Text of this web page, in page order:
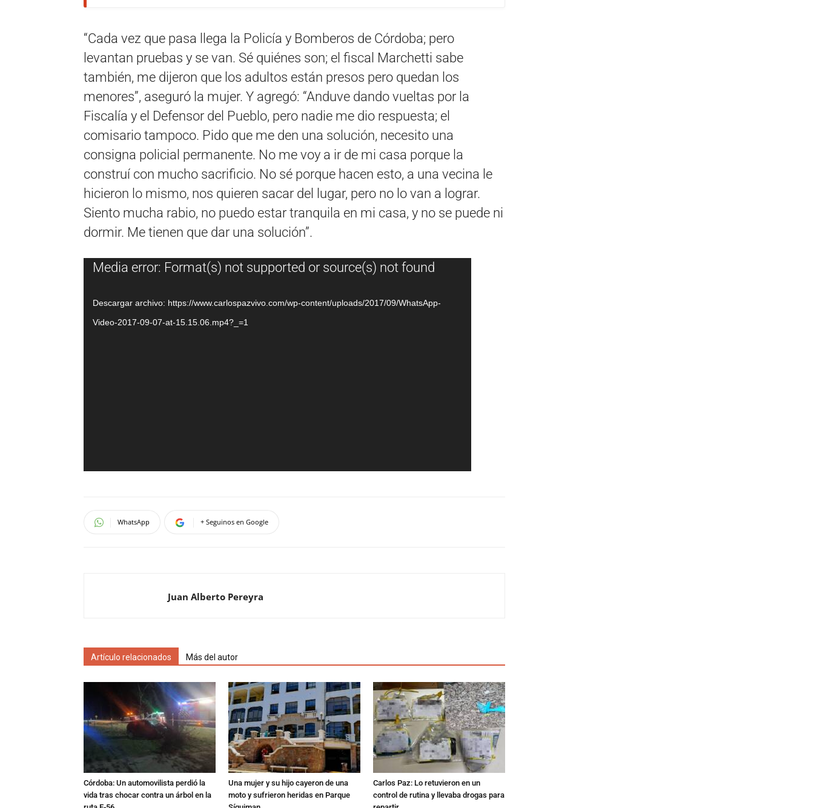
“Cada vez que pasa llega la Policía y Bomberos de Córdoba; pero
levantan pruebas y se van. Sé quiénes son; el fiscal Marchetti sabe
también, me dijeron que los adultos están presos pero quedan los
menores”, aseguró la mujer. Y agregó: “Anduve dando vueltas por la
Fiscalía y el Defensor del Pueblo, pero nadie me dio respuesta; el
comisario tampoco. Pido que me den una solución, necesito una
consigna policial permanente. No me voy a ir de mi casa porque la
construí con mucho sacrificio. No sé porque hacen esto, a una vecina le
hicieron lo mismo, nos quieren sacar del lugar, pero no lo van a lograr.
Siento mucha rabio, no puedo estar tranquila en mi casa, y no se puede ni
dormir. Me tienen que dar una solución”.
Reproductor
vídeo
Media error: Format(s) not supported or source(s) not found
Descargar archivo: https://www.carlospazvivo.com/wp-content/uploads/2017/09/WhatsApp-
Video-2017-09-07-at-15.15.06.mp4?_=1
WhatsApp + Seguinos en Google
Juan Alberto Pereyra
Artículo relacionados Más del autor
Córdoba: Un automovilista perdió la
vida tras chocar contra un árbol en la
Una mujer y su hijo cayeron de una
moto y sufrieron heridas en Parque
Carlos Paz: Lo retuvieron en un
control de rutina y llevaba drogas para